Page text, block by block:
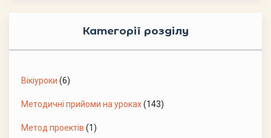
Категорії розділу
Вікіуроки (6)
Методичні прийоми на уроках(143)
Метод проектів (1)